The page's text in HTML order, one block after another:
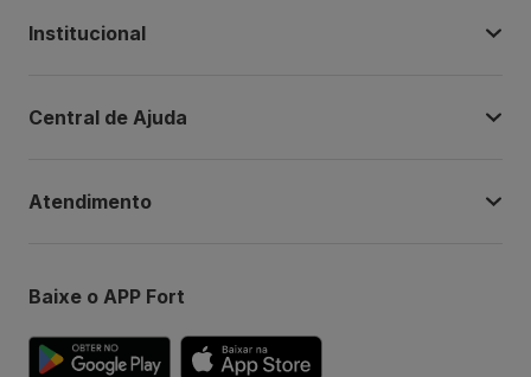
Institucional
Central de Ajuda
Atendimento
Baixe o APP Fort